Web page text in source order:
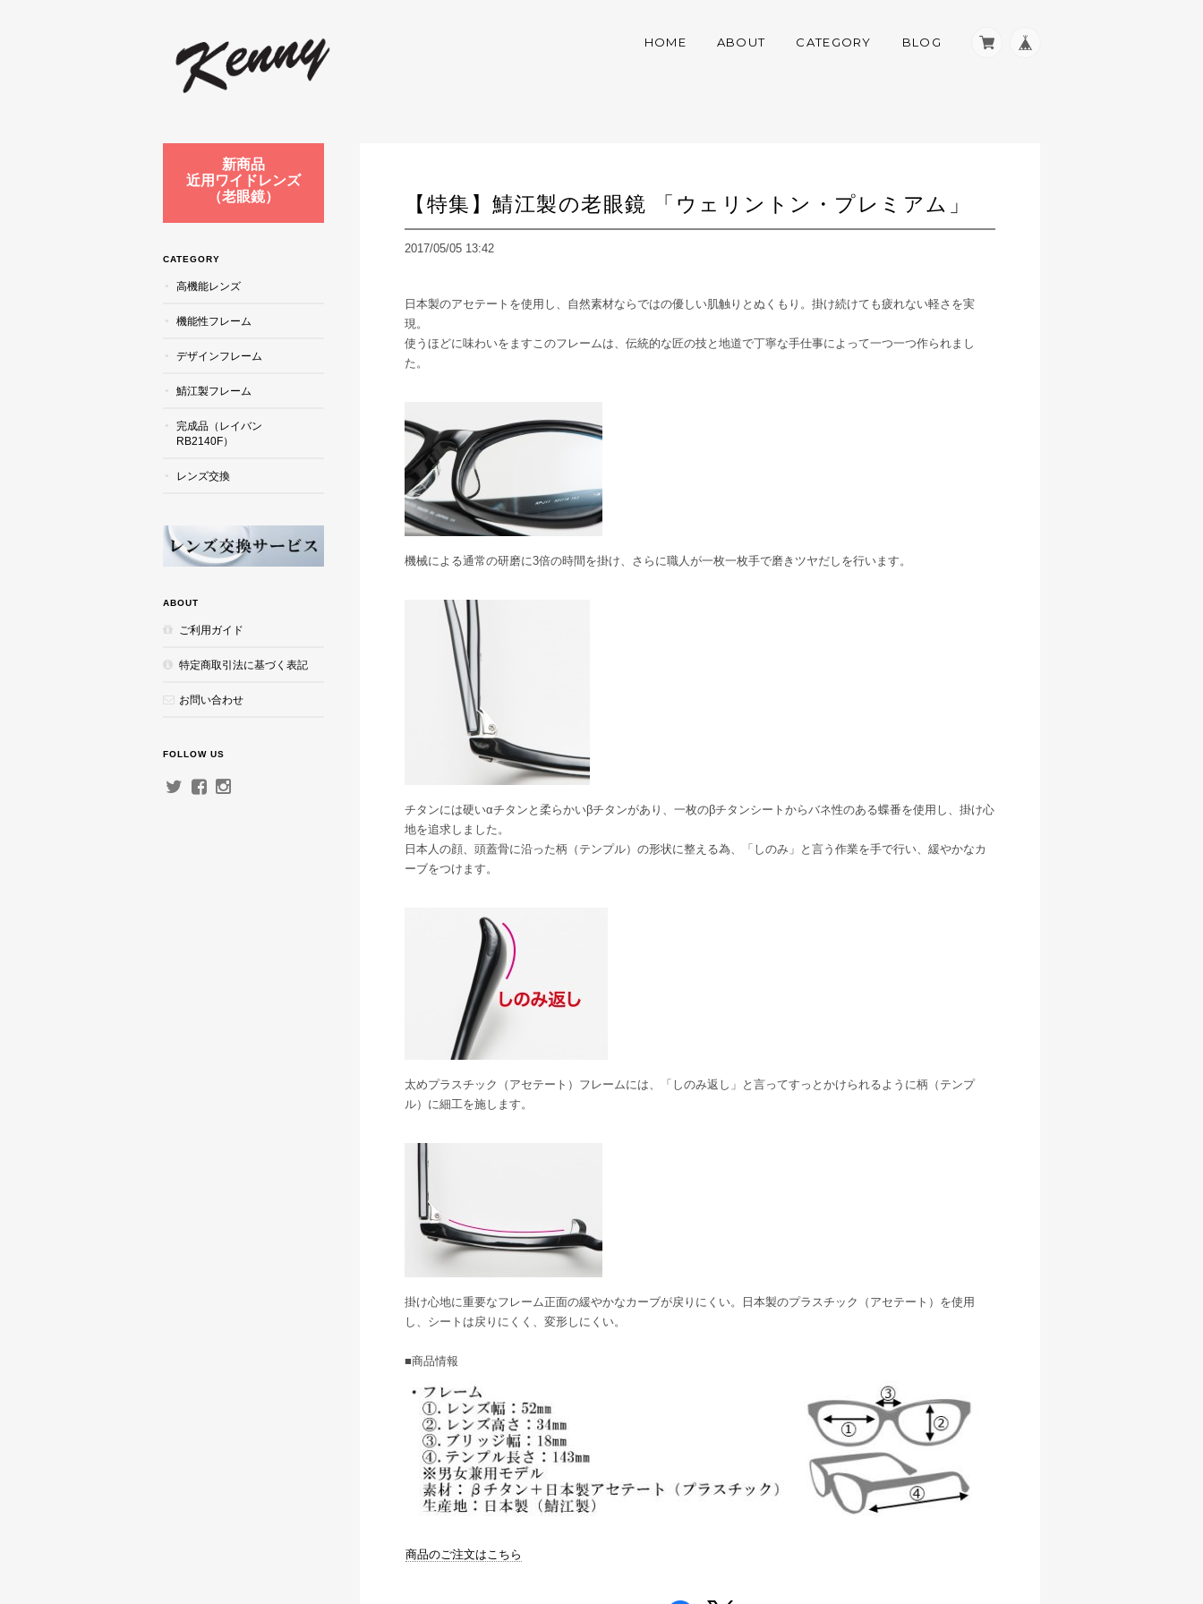
HOME ABOUT CATEGORY BLOG
【特集】鯖江製の老眼鏡 「ウェリントン・プレミアム」
2017/05/05 13:42
日本製のアセテートを使用し、自然素材ならではの優しい肌触りとぬくもり。掛け続けても疲れない軽さを実
現。
使うほどに味わいをますこのフレームは、伝統的な匠の技と地道で丁寧な手仕事によって一つ一つ作られまし
た。
機械による通常の研磨に3倍の時間を掛け、さらに職人が一枚一枚手で磨きツヤだしを行います。
チタンには硬いαチタンと柔らかいβチタンがあり、一枚のβチタンシートからバネ性のある蝶番を使用し、掛け心
地を追求しました。
日本人の顔、頭蓋骨に沿った柄（テンプル）の形状に整える為、「しのみ」と言う作業を手で行い、緩やかなカ
ーブをつけます。
太めプラスチック（アセテート）フレームには、「しのみ返し」と言ってすっとかけられるように柄（テンプ
ル）に細工を施します。
掛け心地に重要なフレーム正面の緩やかなカーブが戻りにくい。日本製のプラスチック（アセテート）を使用
し、シートは戻りにくく、変形しにくい。
■商品情報
商品のご注文はこちら
新商品
近用ワイドレンズ
（老眼鏡）
CATEGORY
高機能レンズ
機能性フレーム
デザインフレーム
鯖江製フレーム
完成品（レイバン
RB2140F）
レンズ交換
ABOUT
ご利用ガイド
特定商取引法に基づく表記
お問い合わせ
FOLLOW US